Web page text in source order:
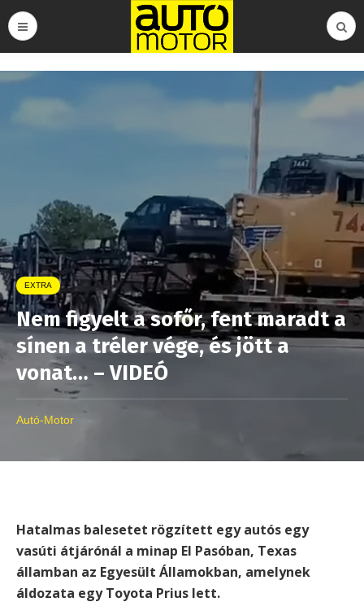
EXTRA
Nem figyelt a sofőr, fent maradt a
sínen a tréler vége, és jött a
vonat… – VIDEÓ
Autó-Motor
Hatalmas balesetet rögzített egy autós egy
vasúti átjárónál a minap El Pasóban, Texas
államban az Egyesült Államokban, amelynek
áldozata egy Toyota Prius lett.